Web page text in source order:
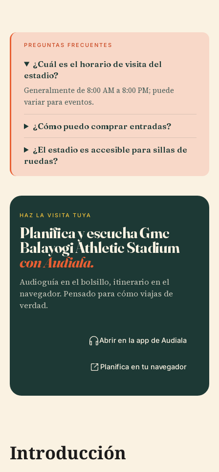
PREGUNTAS FRECUENTES
¿Cuál es el horario de visita del
estadio?
Generalmente de 8:00 AM a 8:00 PM; puede
variar para eventos.
¿Cómo puedo comprar entradas?
¿El estadio es accesible para sillas de
ruedas?
HAZ LA VISITA TUYA
Planifica y escucha Gmc
Balayogi Athletic Stadium
con Audiala.
Audioguía en el bolsillo, itinerario en el
navegador. Pensado para cómo viajas de
verdad.
Abrir en la app de Audiala
Planifica en tu navegador
Introducción